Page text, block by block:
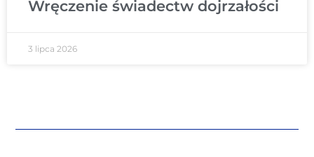
Wręczenie świadectw dojrzałości
3 lipca 2026